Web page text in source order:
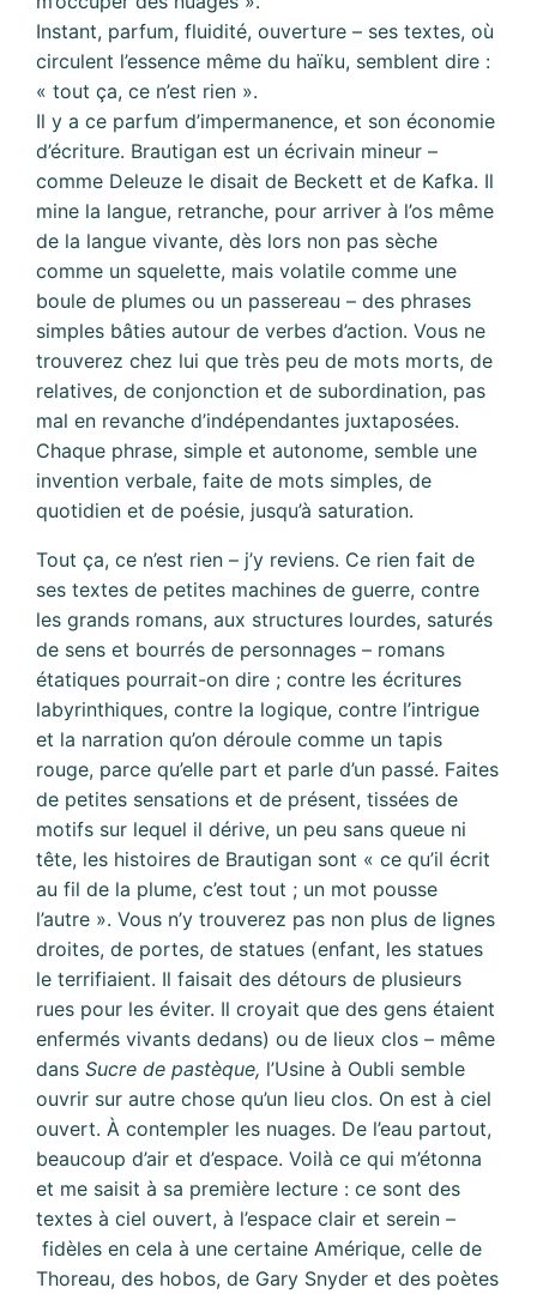
Instant, parfum, fluidité, ouverture – ses textes, où
circulent l’essence même du haïku, semblent dire :
« tout ça, ce n’est rien ».
Il y a ce parfum d’impermanence, et son économie
d’écriture. Brautigan est un écrivain mineur –
comme Deleuze le disait de Beckett et de Kafka. Il
mine la langue, retranche, pour arriver à l’os même
de la langue vivante, dès lors non pas sèche
comme un squelette, mais volatile comme une
boule de plumes ou un passereau – des phrases
simples bâties autour de verbes d’action. Vous ne
trouverez chez lui que très peu de mots morts, de
relatives, de conjonction et de subordination, pas
mal en revanche d’indépendantes juxtaposées.
Chaque phrase, simple et autonome, semble une
invention verbale, faite de mots simples, de
quotidien et de poésie, jusqu’à saturation.
Tout ça, ce n’est rien – j’y reviens. Ce rien fait de
ses textes de petites machines de guerre, contre
les grands romans, aux structures lourdes, saturés
de sens et bourrés de personnages – romans
étatiques pourrait-on dire ; contre les écritures
labyrinthiques, contre la logique, contre l’intrigue
et la narration qu’on déroule comme un tapis
rouge, parce qu’elle part et parle d’un passé. Faites
de petites sensations et de présent, tissées de
motifs sur lequel il dérive, un peu sans queue ni
tête, les histoires de Brautigan sont « ce qu’il écrit
au fil de la plume, c’est tout ; un mot pousse
l’autre ». Vous n’y trouverez pas non plus de lignes
droites, de portes, de statues (enfant, les statues
le terrifiaient. Il faisait des détours de plusieurs
rues pour les éviter. Il croyait que des gens étaient
enfermés vivants dedans) ou de lieux clos – même
dansSucre de pastèque, l’Usine à Oubli semble
ouvrir sur autre chose qu’un lieu clos. On est à ciel
ouvert. À contempler les nuages. De l’eau partout,
beaucoup d’air et d’espace. Voilà ce qui m’étonna
et me saisit à sa première lecture : ce sont des
textes à ciel ouvert, à l’espace clair et serein –
fidèles en cela à une certaine Amérique, celle de
Thoreau, des hobos, de Gary Snyder et des poètes